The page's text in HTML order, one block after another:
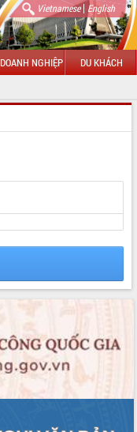
Vietnamese| English
DOANH NGHIỆP DU KHÁCH